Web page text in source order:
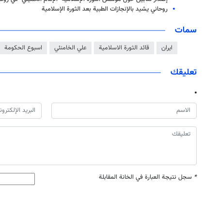
روحاني يشيد بالإنجازات الطبية بعد الثورة الإسلامية
سمات
ايران قائد الثورة الاسلامية علي الخامنئي اسبوع الحكومة
تعليقك
* سجل نتيجة العبارة في الخانة المقابلة